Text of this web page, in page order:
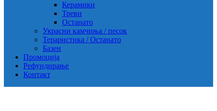
Керамики
Треви
Останато
Украсни камчиња / песок
Тераристика / Останато
Базен
Промоција
Рефундирање
Контакт